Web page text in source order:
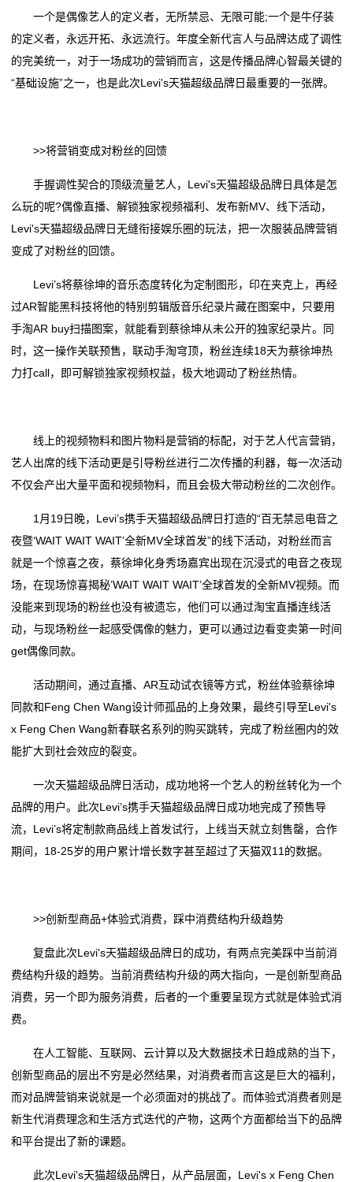
一个是偶像艺人的定义者，无所禁忌、无限可能;一个是牛仔装
的定义者，永远开拓、永远流行。年度全新代言人与品牌达成了调性
的完美统一，对于一场成功的营销而言，这是传播品牌心智最关键的
“基础设施”之一，也是此次Levi's天猫超级品牌日最重要的一张牌。
>>将营销变成对粉丝的回馈
手握调性契合的顶级流量艺人，Levi's天猫超级品牌日具体是怎
么玩的呢?偶像直播、解锁独家视频福利、发布新MV、线下活动，
Levi's天猫超级品牌日无缝衔接娱乐圈的玩法，把一次服装品牌营销
变成了对粉丝的回馈。
Levi’s将蔡徐坤的音乐态度转化为定制图形，印在夹克上，再经
过AR智能黑科技将他的特别剪辑版音乐纪录片藏在图案中，只要用
手淘AR buy扫描图案，就能看到蔡徐坤从未公开的独家纪录片。同
时，这一操作关联预售，联动手淘穹顶，粉丝连续18天为蔡徐坤热
力打call，即可解锁独家视频权益，极大地调动了粉丝热情。
线上的视频物料和图片物料是营销的标配，对于艺人代言营销，
艺人出席的线下活动更是引导粉丝进行二次传播的利器，每一次活动
不仅会产出大量平面和视频物料，而且会极大带动粉丝的二次创作。
1月19日晚，Levi’s携手天猫超级品牌日打造的“百无禁忌电音之
夜暨‘WAIT WAIT WAIT’全新MV全球首发”的线下活动，对粉丝而言
就是一个惊喜之夜，蔡徐坤化身秀场嘉宾出现在沉浸式的电音之夜现
场，在现场惊喜揭秘’WAIT WAIT WAIT’全球首发的全新MV视频。而
没能来到现场的粉丝也没有被遗忘，他们可以通过淘宝直播连线活
动，与现场粉丝一起感受偶像的魅力，更可以通过边看变卖第一时间
get偶像同款。
活动期间，通过直播、AR互动试衣镜等方式，粉丝体验蔡徐坤
同款和Feng Chen Wang设计师孤品的上身效果，最终引导至Levi's
x Feng Chen Wang新春联名系列的购买跳转，完成了粉丝圈内的效
能扩大到社会效应的裂变。
一次天猫超级品牌日活动，成功地将一个艺人的粉丝转化为一个
品牌的用户。此次Levi’s携手天猫超级品牌日成功地完成了预售导
流，Levi’s将定制款商品线上首发试行，上线当天就立刻售罄，合作
期间，18-25岁的用户累计增长数字甚至超过了天猫双11的数据。
>>创新型商品+体验式消费，踩中消费结构升级趋势
复盘此次Levi's天猫超级品牌日的成功，有两点完美踩中当前消
费结构升级的趋势。当前消费结构升级的两大指向，一是创新型商品
消费，另一个即为服务消费，后者的一个重要呈现方式就是体验式消
费。
在人工智能、互联网、云计算以及大数据技术日趋成熟的当下，
创新型商品的层出不穷是必然结果，对消费者而言这是巨大的福利，
而对品牌营销来说就是一个必须面对的挑战了。而体验式消费者则是
新生代消费理念和生活方式迭代的产物，这两个方面都给当下的品牌
和平台提出了新的课题。
此次Levi's天猫超级品牌日，从产品层面，Levi's x Feng Chen